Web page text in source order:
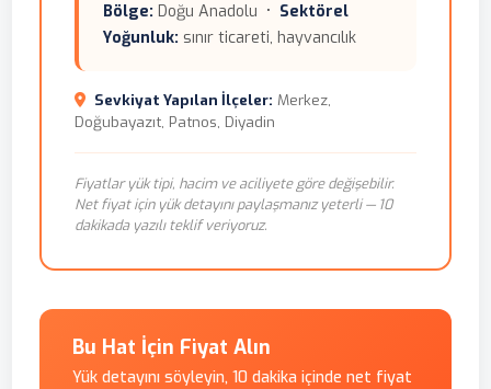
Bölge: Doğu Anadolu • Sektörel
Yoğunluk: sınır ticareti, hayvancılık
Sevkiyat Yapılan İlçeler: Merkez,
Doğubayazıt, Patnos, Diyadin
Fiyatlar yük tipi, hacim ve aciliyete göre değişebilir.
Net fiyat için yük detayını paylaşmanız yeterli — 10
dakikada yazılı teklif veriyoruz.
Bu Hat İçin Fiyat Alın
Yük detayını söyleyin, 10 dakika içinde net fiyat